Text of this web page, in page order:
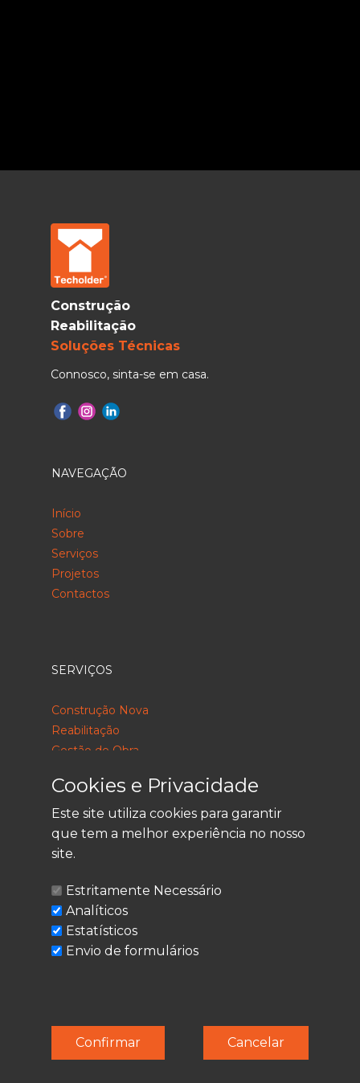
Construção
Reabilitação
Soluções Técnicas
Connosco, sinta-se em casa.
NAVEGAÇÃO
Início
Sobre
Serviços
Projetos
Contactos
SERVIÇOS
Construção Nova
Reabilitação
Gestão de Obra
LEGAL
Política de Privacidade
Termos de Utilização
Cookies
© Techolder. Todos os direitos reservados.
SmashLine
Cookies e Privacidade
Este site utiliza cookies para garantir
que tem a melhor experiência no nosso
site.
Estritamente Necessário
Analíticos
Estatísticos
Envio de formulários
Cancelar
Confirmar